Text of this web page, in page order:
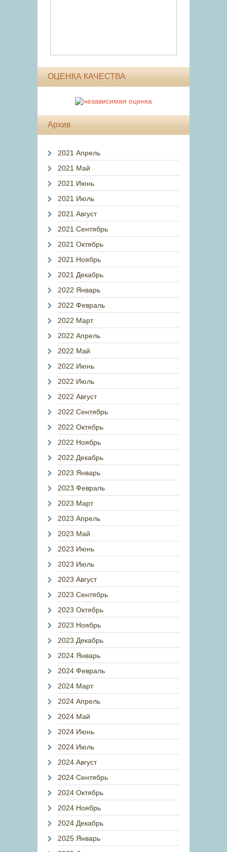
ОЦЕНКА КАЧЕСТВА
Архив
2021 Апрель
2021 Май
2021 Июнь
2021 Июль
2021 Август
2021 Сентябрь
2021 Октябрь
2021 Ноябрь
2021 Декабрь
2022 Январь
2022 Февраль
2022 Март
2022 Апрель
2022 Май
2022 Июнь
2022 Июль
2022 Август
2022 Сентябрь
2022 Октябрь
2022 Ноябрь
2022 Декабрь
2023 Январь
2023 Февраль
2023 Март
2023 Апрель
2023 Май
2023 Июнь
2023 Июль
2023 Август
2023 Сентябрь
2023 Октябрь
2023 Ноябрь
2023 Декабрь
2024 Январь
2024 Февраль
2024 Март
2024 Апрель
2024 Май
2024 Июнь
2024 Июль
2024 Август
2024 Сентябрь
2024 Октябрь
2024 Ноябрь
2024 Декабрь
2025 Январь